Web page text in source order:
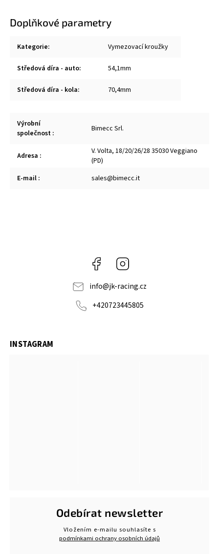
Doplňkové parametry
Kategorie: Vymezovací kroužky
Středová díra - auto: 54,1mm
Středová díra - kola: 70,4mm
Výrobní
společnost : Bimecc Srl.
Adresa :
V. Volta, 18/20/26/28 35030 Veggiano
(PD)
E-mail : sales@bimecc.it
Facebook
info@jk-racing.cz
+420723445805
INSTAGRAM
Odebírat newsletter
Vložením e-mailu souhlasíte s
podmínkami ochrany osobních údajů